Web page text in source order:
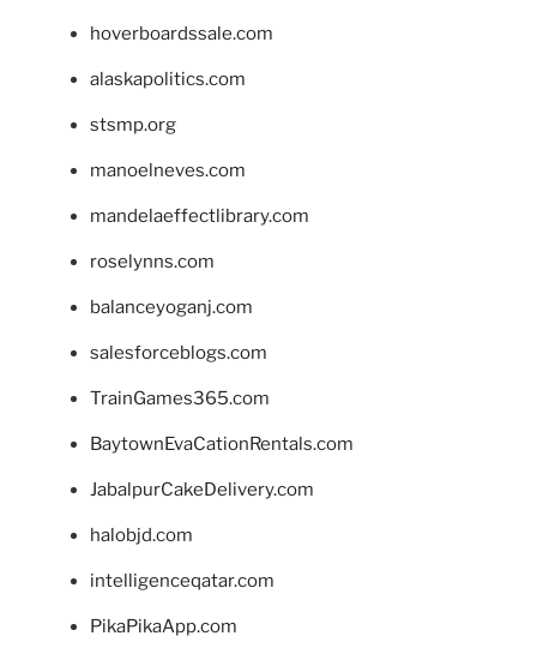
hoverboardssale.com
alaskapolitics.com
stsmp.org
manoelneves.com
mandelaeffectlibrary.com
roselynns.com
balanceyoganj.com
salesforceblogs.com
TrainGames365.com
BaytownEvaCationRentals.com
JabalpurCakeDelivery.com
halobjd.com
intelligenceqatar.com
PikaPikaApp.com